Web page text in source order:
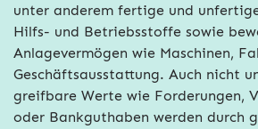
unter anderem fertige und
Hilfs- und Betriebsstoffe sowie
Anlagevermögen wie Maschinen,
Geschäftsausstattung. Auch nicht
greifbare Werte wie Forderungen,
oder Bankguthaben werden durch